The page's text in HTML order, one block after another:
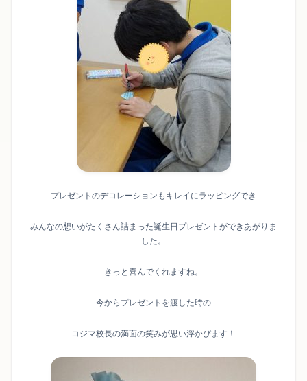
プレゼントのデコレーションもキレイにラッピングでき
みんなの想いがたくさん詰まった誕生日プレゼントができあがりま
した。
きっと喜んでくれますね。
今からプレゼントを渡した時の
コジマ校長の満面の笑みが思い浮かびます！